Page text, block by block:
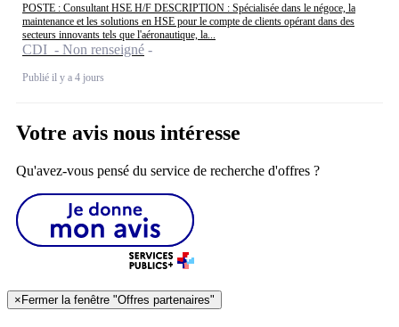
POSTE : Consultant HSE H/F DESCRIPTION : Spécialisée dans le négoce, la
maintenance et les solutions en HSE pour le compte de clients opérant dans des
secteurs innovants tels que l'aéronautique, la...
CDI - Non renseigné
Publié il y a 4 jours
Votre avis nous intéresse
Qu'avez-vous pensé du service de recherche d'offres ?
×Fermer la fenêtre "Offres partenaires"